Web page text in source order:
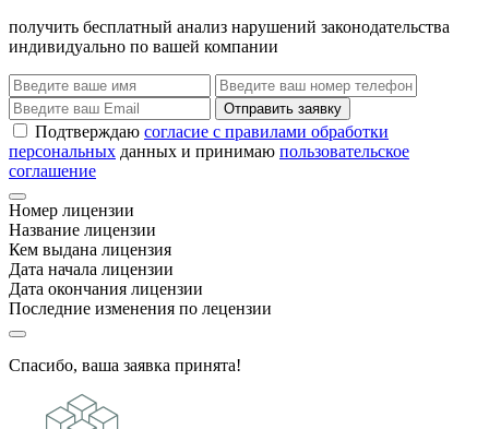
получить бесплатный анализ нарушений законодательства
индивидуально по вашей компании
Отправить заявку
Подтверждаю согласие с правилами обработки
персональных данных и принимаю пользовательское
соглашение
Номер лицензии
Название лицензии
Кем выдана лицензия
Дата начала лицензии
Дата окончания лицензии
Последние изменения по лецензии
Спасибо, ваша заявка принята!